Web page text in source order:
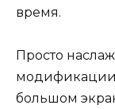
время.
Просто
модификации
большом